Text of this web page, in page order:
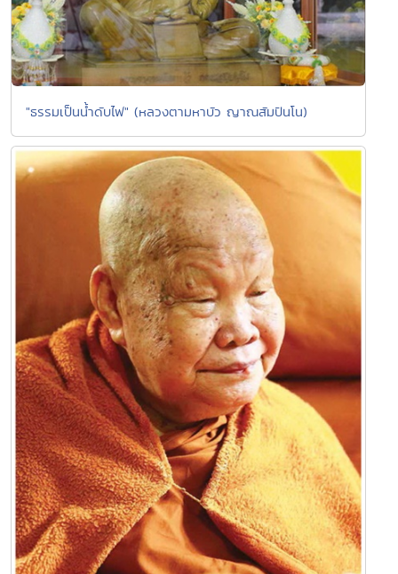
"ธรรมเป็นน้ำดับไฟ" (หลวงตามหาบัว ญาณสัมปันโน)